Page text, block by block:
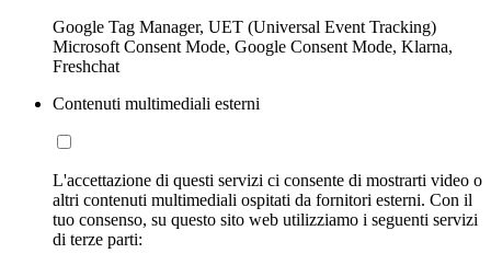
Google Tag Manager, UET (Universal Event Tracking)
Microsoft Consent Mode, Google Consent Mode, Klarna,
Freshchat
Contenuti multimediali esterni
L'accettazione di questi servizi ci consente di mostrarti video o
altri contenuti multimediali ospitati da fornitori esterni. Con il
tuo consenso, su questo sito web utilizziamo i seguenti servizi
di terze parti: